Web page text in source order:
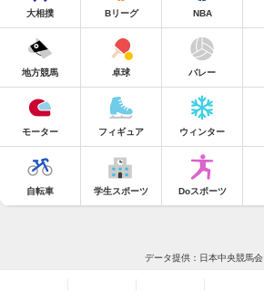
大相撲 Bリーグ NBA
地方競馬 卓球 バレー
モーター フィギュア ウィンター
自転車 学生スポーツ Doスポーツ
データ提供：日本中央競馬会